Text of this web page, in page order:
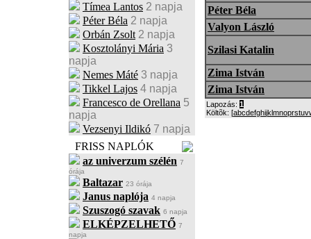
Tímea Lantos 2 napja
Péter Béla 2 napja
Orbán Zsolt 2 napja
Kosztolányi Mária 3
napja
Nemes Máté 3 napja
Tikkel Lajos 4 napja
Francesco de Orellana 5
napja
Vezsenyi Ildikó 7 napja
FRISS NAPLÓK
az univerzum szélén 7
órája
Baltazar 23 órája
Janus naplója 4 napja
Szuszogó szavak 6 napja
ELKÉPZELHETŐ 7
napja
Péter Béla
Valyon László
Szilasi Katalin
Zima István
Zima István
Lapozás: 1
Költõk: [abcdefghijklmnoprstuv